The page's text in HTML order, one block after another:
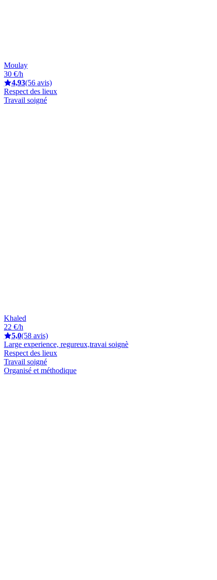
Moulay
30 €/h
4,93(56 avis)
Respect des lieux
Travail soigné
Khaled
22 €/h
5,0(58 avis)
Large experience, regureux,travai soignè
Respect des lieux
Travail soigné
Organisé et méthodique